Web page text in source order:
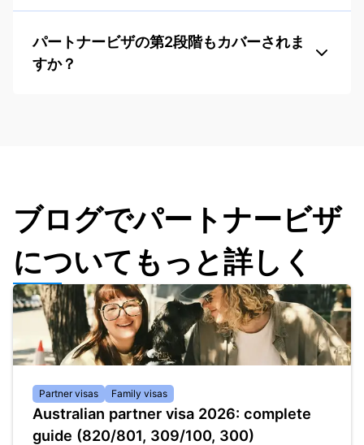
パートナービザの第2段階もカバーされま
すか？
ブログでパートナービザ
についてもっと詳しく
Partner visas Family visas
Australian partner visa 2026: complete
guide (820/801, 309/100, 300)